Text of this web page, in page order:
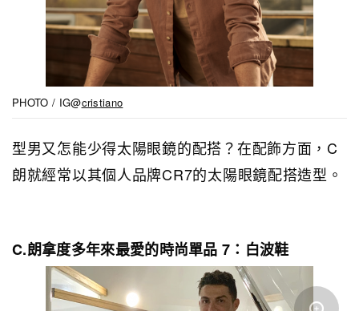
PHOTO / IG@cristiano
型男又怎能少得太陽眼鏡的配搭？在配飾方面，C
朗就經常以其個人品牌CR7的太陽眼鏡配搭造型。
C.朗拿度多年來最愛的時尚單品 7：白波鞋